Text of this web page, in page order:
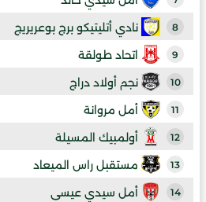
8 نادي أتليتيكو برج بوعريريج
9 اتحاد طولقة
10 نجم أولاد دراج
11 أمل مروانة
12 أولمبيك المسيلة
13 مستقبل راس الميعاد
14 أمل سيدي عيسى